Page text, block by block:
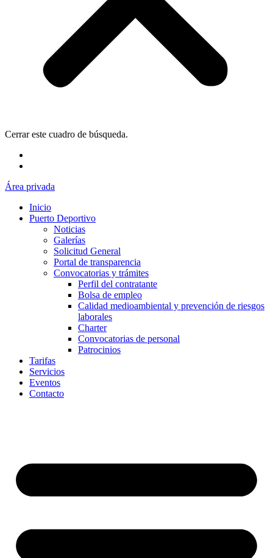
Cerrar este cuadro de búsqueda.
Área privada
Inicio
Puerto Deportivo
Noticias
Galerías
Solicitud General
Portal de transparencia
Convocatorias y trámites
Perfil del contratante
Bolsa de empleo
Calidad medioambiental y prevención de riesgos
laborales
Charter
Convocatorias de personal
Patrocinios
Tarifas
Servicios
Eventos
Contacto